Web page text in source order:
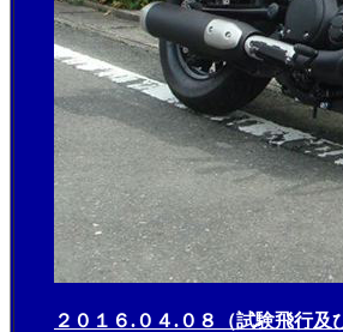
２０１６.０４.０８（試験飛行及